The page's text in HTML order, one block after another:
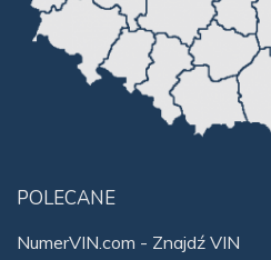
POLECANE
NumerVIN.com - Znajdź VIN